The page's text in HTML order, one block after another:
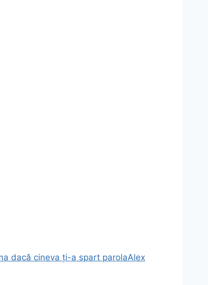
dacă cineva ți-a spart parolaAlex